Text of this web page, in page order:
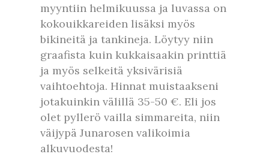
myyntiin helmikuussa ja luvassa on
kokouikkareiden lisäksi myös
bikineitä ja tankineja. Löytyy niin
graafista kuin kukkaisaakin printtiä
ja myös selkeitä yksivärisiä
vaihtoehtoja. Hinnat muistaakseni
jotakuinkin välillä 35-50 €. Eli jos
olet pyllerö vailla simmareita, niin
väijypä Junarosen valikoimia
alkuvuodesta!